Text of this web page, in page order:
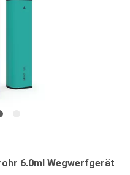
6.0ml Wegwerfgerät